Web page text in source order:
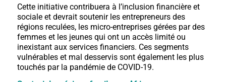
Cette initiative contribuera à l’inclusion financière et
sociale et devrait soutenir les entrepreneurs des
régions reculées, les micro-entreprises gérées par des
femmes et les jeunes qui ont un accès limité ou
inexistant aux services financiers. Ces segments
vulnérables et mal desservis sont également les plus
touchés par la pandémie de COVID-19.